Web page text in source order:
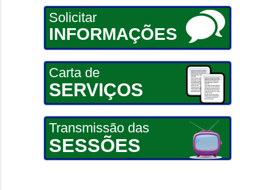
Solicitar
INFORMAÇÕES
Carta de
SERVIÇOS
Transmissão das
SESSÕES